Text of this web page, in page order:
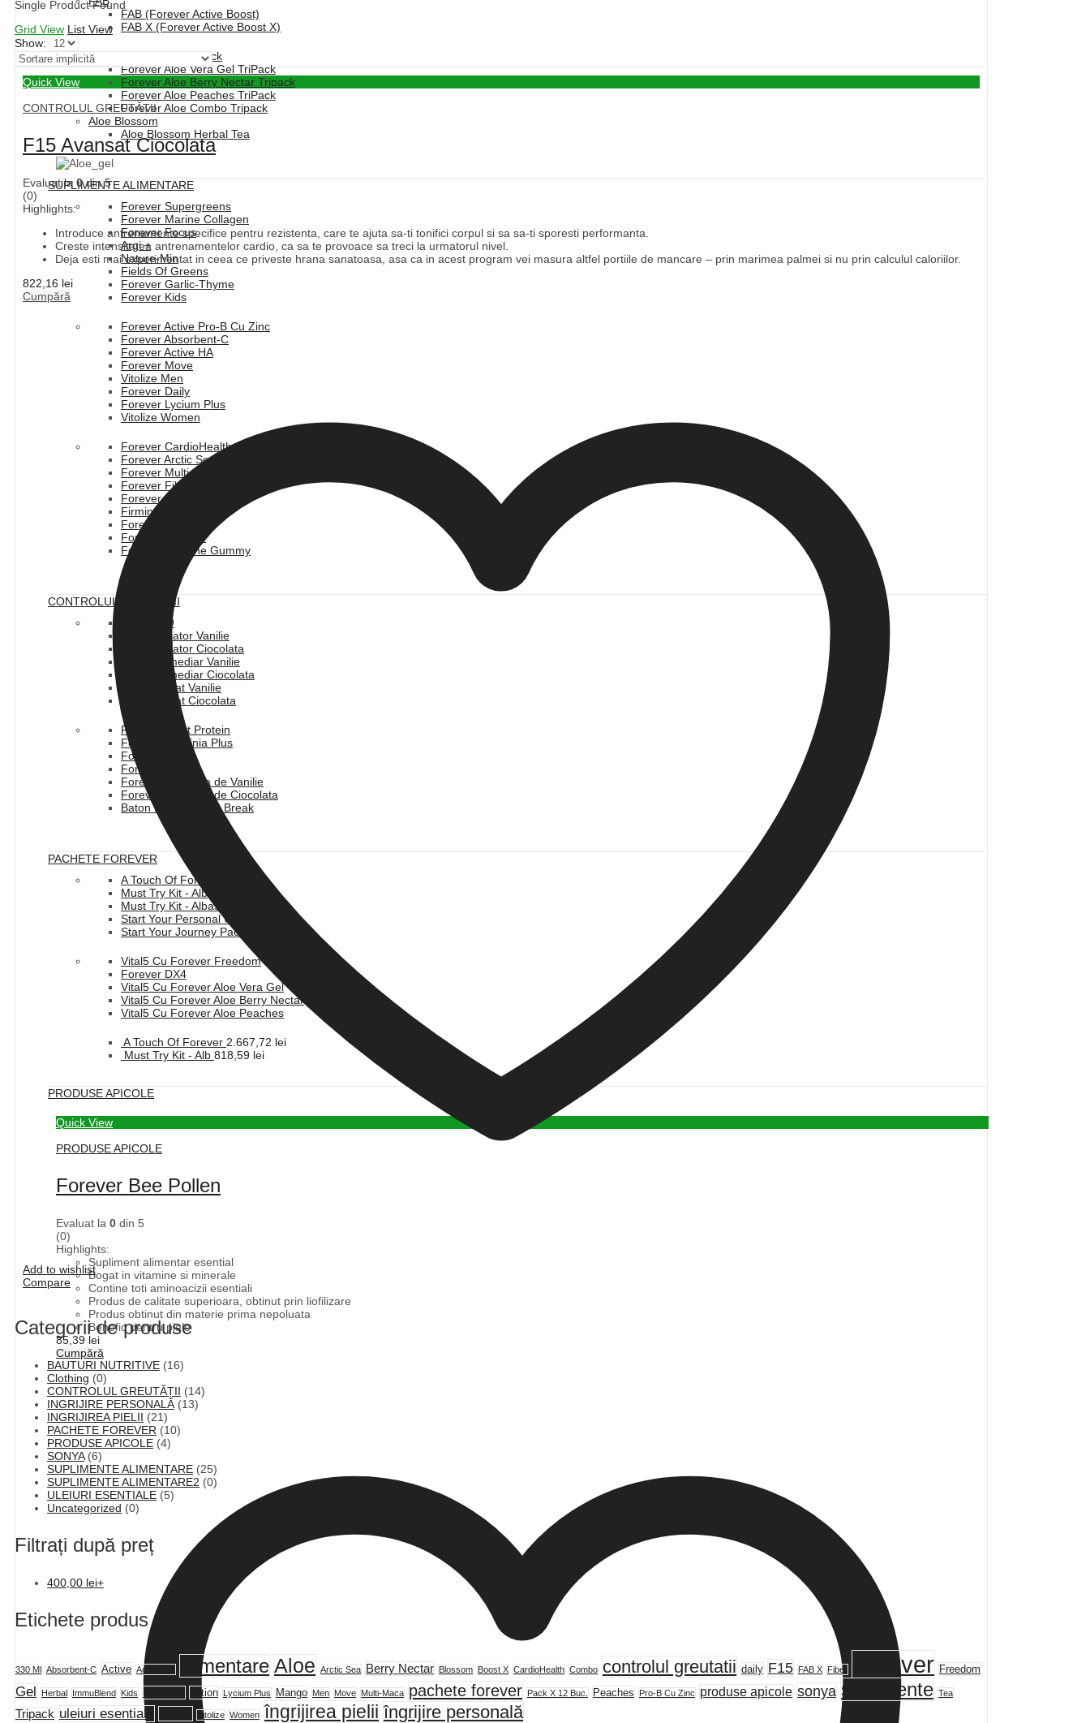
FAB (Forever Active Boost)
FAB X (Forever Active Boost X)
Forever Aloe Vera TriPack
Forever Aloe Vera Gel TriPack
Forever Aloe Berry Nectar Tripack
Forever Aloe Peaches TriPack
Forever Aloe Combo Tripack
Aloe Blossom
Aloe Blossom Herbal Tea
SUPLIMENTE ALIMENTARE
Forever Supergreens
Forever Marine Collagen
Forever Focus
Argi +
Nature-Min
Fields Of Greens
Forever Garlic-Thyme
Forever Kids
Forever Active Pro-B Cu Zinc
Forever Absorbent-C
Forever Active HA
Forever Move
Vitolize Men
Forever Daily
Forever Lycium Plus
Vitolize Women
Forever CardioHealth
Forever Arctic Sea
Forever Multi-Maca
Forever Fiber
Forever ImmuBlend
Firming Complex
Forever IVision
Forever Calcium
Forever Immune Gummy
CONTROLUL GREUTATII
Pachet C9
F15 Incepator Vanilie
F15 Incepator Ciocolata
F15 Intermediar Vanilie
F15 Intermediar Ciocolata
F15 Avansat Vanilie
F15 Avansat Ciocolata
Forever Plant Protein
Forever Garcinia Plus
Forever Lean
Forever Therm
Forever Lite Ultra de Vanilie
Forever Lite Ultra de Ciocolata
Baton Forever Fast Break
PACHETE FOREVER
A Touch Of Forever
Must Try Kit - Alb
Must Try Kit - Albastru
Start Your Personal Use Pack
Start Your Journey Pack
Vital5 Cu Forever Freedom
Forever DX4
Vital5 Cu Forever Aloe Vera Gel
Vital5 Cu Forever Aloe Berry Nectar
Vital5 Cu Forever Aloe Peaches
A Touch Of Forever 2.667,72 lei
Must Try Kit - Alb 818,59 lei
PRODUSE APICOLE
Quick View
PRODUSE APICOLE
Forever Bee Pollen
Evaluat la 0 din 5
(0)
Highlights:
Supliment alimentar esential
Bogat in vitamine si minerale
Contine toti aminoacizii esentiali
Produs de calitate superioara, obtinut prin liofilizare
Produs obtinut din materie prima nepoluata
Benefic pentru piele
85,39 lei
Cumpără
Single Product Found
Grid View List View
Show:
Quick View
CONTROLUL GREUTĂȚII
F15 Avansat Ciocolata
Evaluat la 0din 5
(0)
Highlights:
Introduce antrenamente specifice pentru rezistenta, care te ajuta sa-ti tonifici corpul si sa sa-ti sporesti performanta.
Creste intensitatea antrenamentelor cardio, ca sa te provoace sa treci la urmatorul nivel.
Deja esti mai experimentat in ceea ce priveste hrana sanatoasa, asa ca in acest program vei masura altfel portiile de mancare – prin marimea palmei si nu prin calculul caloriilor.
822,16 lei
Cumpără
Add to wishlist
Compare
Categorii de produse
BAUTURI NUTRITIVE (16)
Clothing (0)
CONTROLUL GREUTĂȚII (14)
INGRIJIRE PERSONALĂ (13)
INGRIJIREA PIELII (21)
PACHETE FOREVER (10)
PRODUSE APICOLE (4)
SONYA (6)
SUPLIMENTE ALIMENTARE (25)
SUPLIMENTE ALIMENTARE2 (0)
ULEIURI ESENTIALE (5)
Uncategorized (0)
Filtrați după preț
400,00 lei+
Etichete produs
330 Ml Absorbent-C Active Active HA alimentare Aloe Arctic Sea Berry Nectar Blossom Boost X CardioHealth Combo controlul greutatii daily F15 FAB X Fiber Forever Freedom
Gel Herbal ImmuBlend Kids Lotion Lycium Plus Mango Men Move Multi-Maca pachete forever Pack X 12 Buc. Peaches Pro-B Cu Zinc produse apicole sonya suplimente Tea
Tripack uleiuri esentiale Vitolize Women îngrijirea pielii îngrijire personală